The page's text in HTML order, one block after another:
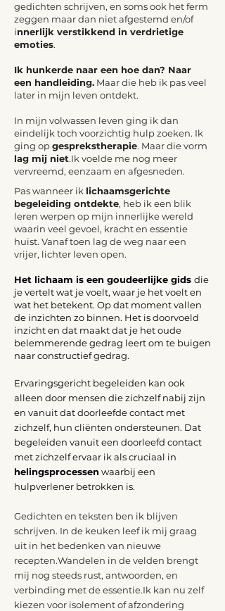
gedichten schrijven, en soms ook het ferm
zeggen maar dan niet afgestemd en/of
innerlijk verstikkend in verdrietige
emoties.
Ik hunkerde naar een hoe dan? Naar
een handleiding. Maar die heb ik pas veel
later in mijn leven ontdekt.
In mijn volwassen leven ging ik dan
eindelijk toch voorzichtig hulp zoeken. Ik
ging opgesprekstherapie. Maar die vorm
lag mij niet.Ik voelde me nog meer
vervreemd, eenzaam en afgesneden.
Pas wanneer ik lichaamsgerichte
begeleiding ontdekte, heb ik een blik
leren werpen op mijn innerlijke wereld
waarin veel gevoel, kracht en essentie
huist. Vanaf toen lag de weg naar een
vrijer, lichter leven open.
Het lichaam is een goudeerlijke gids die
je vertelt wat je voelt, waar je het voelt en
wat het betekent. Op dat moment vallen
de inzichten zo binnen. Het is doorvoeld
inzicht en dat maakt dat je het oude
belemmerende gedrag leert om te buigen
naar constructief gedrag.
Ervaringsgericht begeleiden kan ook
alleen door mensen die zichzelf nabij zijn
en vanuit dat doorleefde contact met
zichzelf, hun cliënten ondersteunen. Dat
begeleiden vanuit een doorleefd contact
met zichzelf ervaar ik als cruciaal in
helingsprocessenwaarbij een
hulpverlener betrokken is.
Gedichten en teksten ben ik blijven
schrijven. In de keuken leef ik mij graag
uit in het bedenken van nieuwe
recepten.Wandelen in de velden brengt
mij nog steeds rust, antwoorden, en
verbinding met de essentie.Ik kan nu zelf
kiezen voor isolement of afzondering